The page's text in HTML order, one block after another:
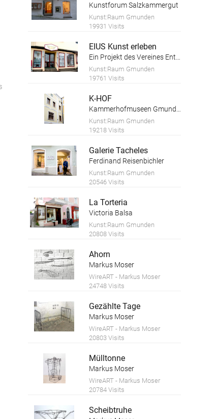
Kunstforum Salzkammergut
Kunst:Raum Gmunden
19931 Visits
EIUS Kunst erleben
Kunst:Raum Gmunden
19761 Visits
K-HOF
Kunst:Raum Gmunden
19218 Visits
Galerie Tacheles
Ferdinand Reisenbichler
Kunst:Raum Gmunden
20546 Visits
La Torteria
Victoria Balsa
Kunst:Raum Gmunden
20808 Visits
Ahorn
Markus Moser
WireART - Markus Moser
24748 Visits
Gezählte Tage
Markus Moser
WireART - Markus Moser
20803 Visits
Mülltonne
Markus Moser
WireART - Markus Moser
20784 Visits
Scheibtruhe